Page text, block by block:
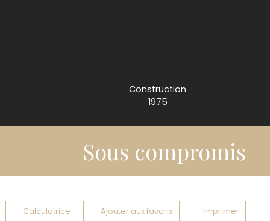
Construction
1975
Sous compromis
Calculatrice Ajouter aux favoris Imprimer